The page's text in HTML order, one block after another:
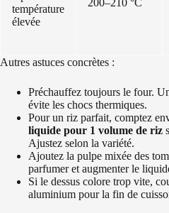
température
élevée
Autres astuces concrètes :
Préchauffez toujours le four.
évite les chocs thermiques.
Pour un riz parfait, comptez
liquide pour 1 volume de riz
Ajustez selon la variété.
Ajoutez la pulpe mixée des
parfumer et augmenter le
Si le dessus colore trop vite,
aluminium pour la fin de